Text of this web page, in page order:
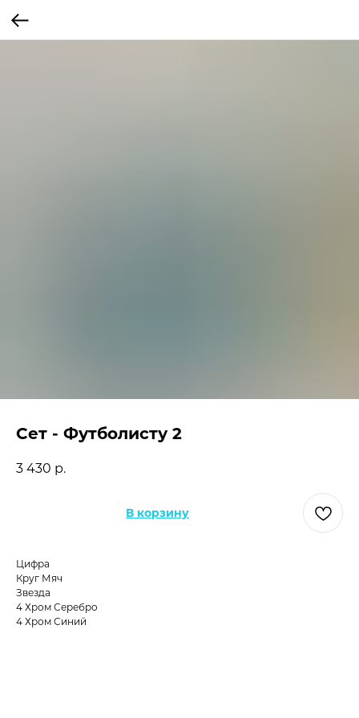
Сет - Футболисту 2
3 430 р.
В корзину
Цифра
Круг Мяч
Звезда
4 Хром Серебро
4 Хром Синий